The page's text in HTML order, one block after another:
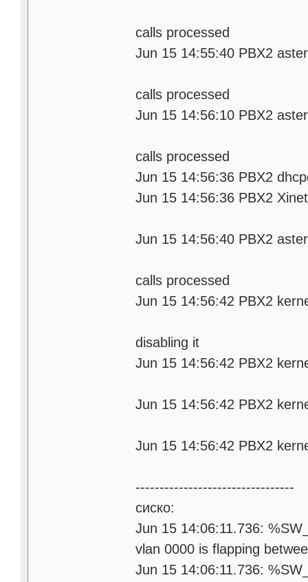
calls processed
Jun 15 14:55:40 PBX2
calls processed
Jun 15 14:56:10 PBX2
calls processed
Jun 15 14:56:36 PBX2
Jun 15 14:56:36 PBX2
Jun 15 14:56:40 PBX2
calls processed
Jun 15 14:56:42 PBX2
disabling it
Jun 15 14:56:42 PBX2
Jun 15 14:56:42 PBX2
Jun 15 14:56:42 PBX2
---------------------------------
сиско:
Jun 15 14:06:11.736:
vlan 0000 is flapping
Jun 15 14:06:11.736: